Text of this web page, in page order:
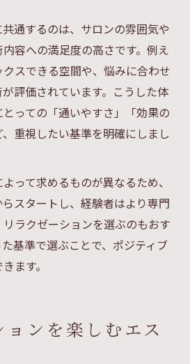
通するのは、サロンの雰囲気や
容への満足度の高さです。例え
スできる空間や、悩みに合わせ
評価されています。こうした体
っての「通いやすさ」「効果の
重視したい基準を明確にしまし
って求めるものが異なるため、
スタートし、経験者はより専門
ラクゼーションを選ぶのもおす
基準で選ぶことで、ポジティブ
ます。
ョンを楽しむエス